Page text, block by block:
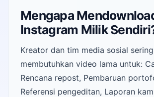
Mengapa
Instagram Milik
Kreator dan tim media sosial sering
membutuhkan video lama untuk:
Rencana repost, Pembaruan
Referensi pengeditan, Laporan